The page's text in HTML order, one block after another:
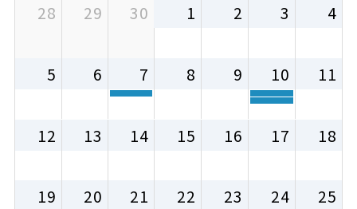
28 29 30 1 2 3 4
5 6 7 8 9 10 11
12 13 14 15 16 17 18
19 20 21 22 23 24 25